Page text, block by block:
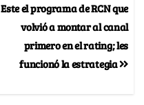
Este el programa de RCN que
volvió a montar al canal
primero en el rating; les
funcionó la estrategia